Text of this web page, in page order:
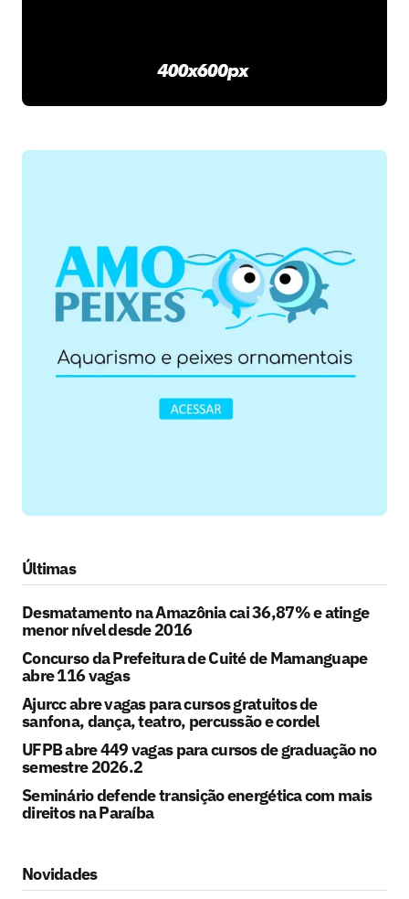
Últimas
Desmatamento na Amazônia cai 36,87% e atinge
menor nível desde 2016
Concurso da Prefeitura de Cuité de Mamanguape
abre 116 vagas
Ajurcc abre vagas para cursos gratuitos de
sanfona, dança, teatro, percussão e cordel
UFPB abre 449 vagas para cursos de graduação no
semestre 2026.2
Seminário defende transição energética com mais
direitos na Paraíba
Novidades